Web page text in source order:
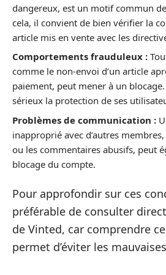
dangereux, est un motif commun
cela, il convient de bien vérifier la
article mis en vente avec les
Comportements frauduleux :
comme le non-envoi d’un article
paiement, peut mener à un
sérieux la protection de ses
Problèmes de communication :
inapproprié avec d’autres
ou les commentaires abusifs, peut
blocage du compte.
Pour approfondir sur ces
préférable de consulter
de Vinted, car comprendre
permet d’éviter les